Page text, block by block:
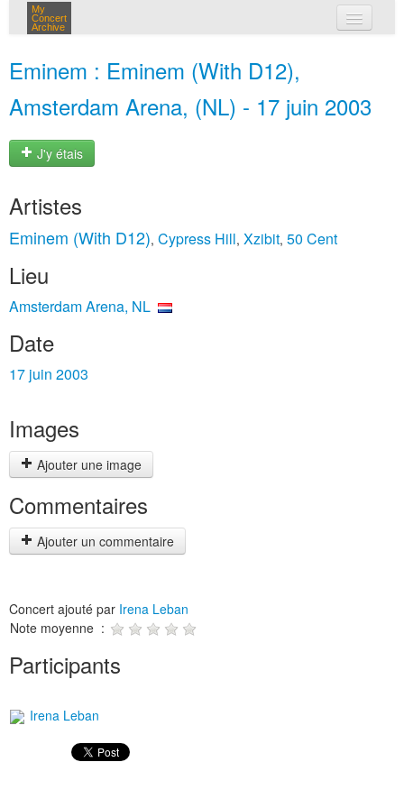
My
Concert
Archive
Eminem : Eminem (With D12),
Amsterdam Arena, (NL) - 17 juin 2003
J'y étais
Artistes
Eminem (With D12), Cypress Hill, Xzibit, 50 Cent
Lieu
Amsterdam Arena, NL
Date
17 juin 2003
Images
Ajouter une image
Commentaires
Ajouter un commentaire
Concert ajouté par Irena Leban
Note moyenne :
Participants
Irena Leban